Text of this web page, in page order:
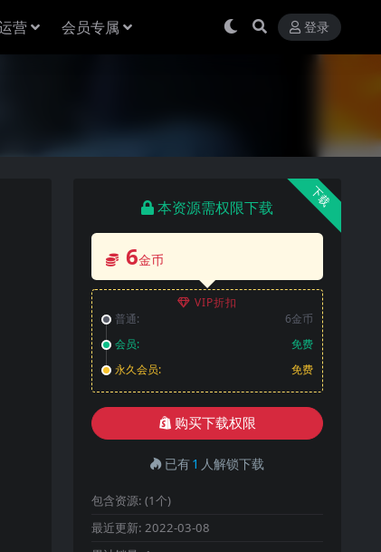
营 会员专属 登录
下载
本资源需权限下载
6金币
VIP折扣
普通:
6金币
会员:
免费
永久会员:
免费
购买下载权限
已有1 人解锁下载
包含资源: (1个)
最近更新: 2022-03-08